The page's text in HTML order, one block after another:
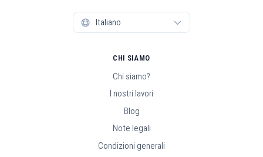
CHI SIAMO
Chi siamo?
I nostri lavori
Blog
Note legali
Condizioni generali